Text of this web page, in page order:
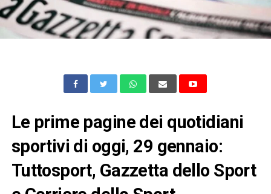
Le prime pagine dei quotidiani
sportivi di oggi, 29 gennaio:
Tuttosport, Gazzetta dello Sport